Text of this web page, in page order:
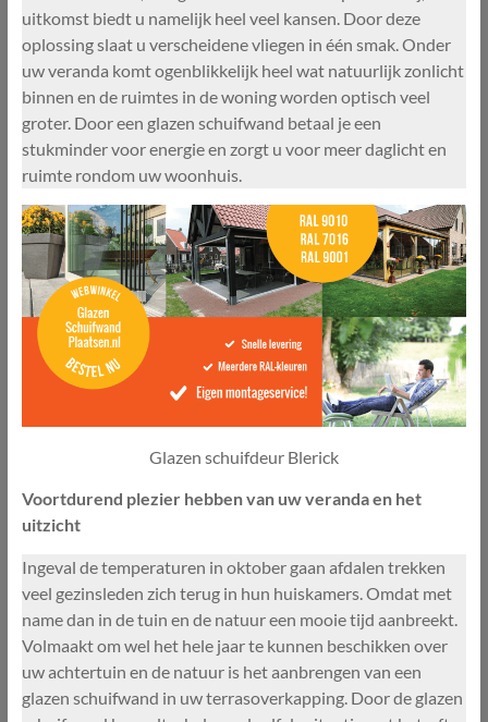
uitkomst biedt u namelijk heel veel kansen. Door deze
oplossing slaat u verscheidene vliegen in één smak. Onder
uw veranda komt ogenblikkelijk heel wat natuurlijk zonlicht
binnen en de ruimtes in de woning worden optisch veel
groter. Door een glazen schuifwand betaal je een
stukminder voor energie en zorgt u voor meer daglicht en
ruimte rondom uw woonhuis.
Glazen schuifdeur Blerick
Voortdurend plezier hebben van uw veranda en het
uitzicht
Ingeval de temperaturen in oktober gaan afdalen trekken
veel gezinsleden zich terug in hun huiskamers. Omdat met
name dan in de tuin en de natuur een mooie tijd aanbreekt.
Volmaakt om wel het hele jaar te kunnen beschikken over
uw achtertuin en de natuur is het aanbrengen van een
glazen schuifwand in uw terrasoverkapping. Door de glazen